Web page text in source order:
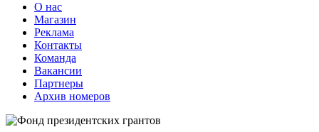
О нас
Магазин
Реклама
Контакты
Команда
Вакансии
Партнеры
Архив номеров